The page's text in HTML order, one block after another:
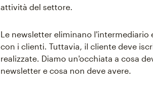
attività del settore.
Le newsletter eliminano
con i clienti. Tuttavia, il cliente deve
realizzate. Diamo un'occhiata a cosa
newsletter e cosa non deve avere.